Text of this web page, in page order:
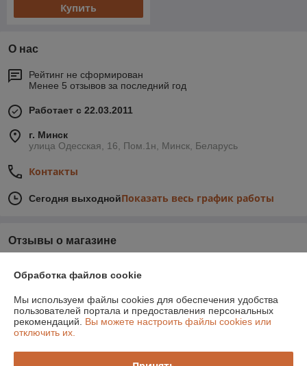
Купить
О нас
Рейтинг не сформирован
Менее 5 отзывов за последний год
Работает с 22.03.2011
г. Минск
улица Одесская, 16, Пом.1н, Минск, Беларусь
Контакты
Сегодня выходнойПоказать весь график работы
Отзывы о магазине
О нас
Контакты
Обработка файлов cookie
Мы используем файлы cookies для обеспечения удобства
пользователей портала и предоставления персональных
рекомендаций. Вы можете настроить файлы cookies или
отключить их.